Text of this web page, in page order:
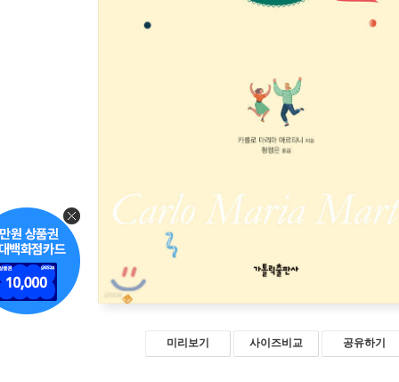
미리보기 사이즈비교 공유하기